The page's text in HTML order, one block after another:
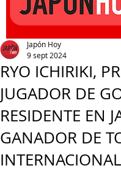
RYO ICHIRIKI,
JUGADOR DE
RESIDENTE EN
GANADOR DE
INTERNACIONAL
Japón Hoy
9 sept 2024